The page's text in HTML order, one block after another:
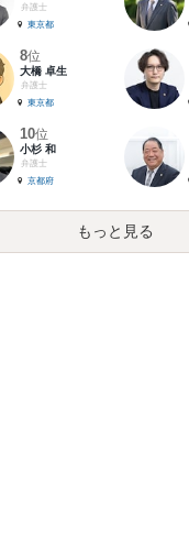
弁護士
東京都
8位
大橋 卓生
弁護士
東京都
10位
小杉 和
弁護士
京都府
もっと見る